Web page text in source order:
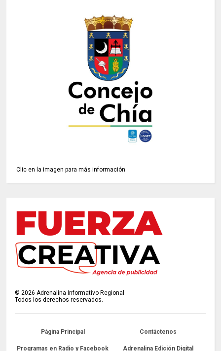
Clic en la imagen para más información
©2026 Adrenalina Informativo Regional
Todos los derechos reservados.
Página Principal Contáctenos
Programas en Radio y Facebook Adrenalina Edición Digital